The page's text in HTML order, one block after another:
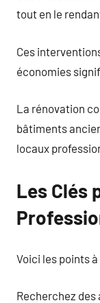
tout en le
Ces
économies
La rénovation
bâtiments
locaux
Les Clés
Voici les points
Recherchez